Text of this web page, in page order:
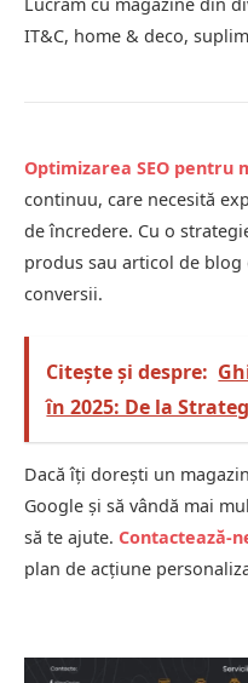
IT&C, home & deco,
Optimizarea SEO pentru
continuu, care necesită
de încredere. Cu o
produs sau articol de blog
conversii.
Citește și despre:
în 2025: De la
Dacă îți dorești un
Google și să vândă mai
să te ajute. Contactează-
plan de acțiune